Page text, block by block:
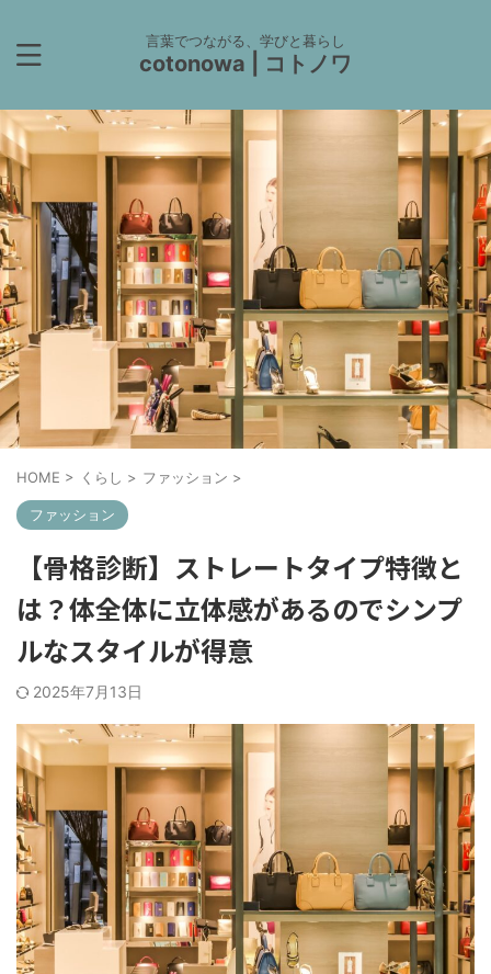
言葉でつながる、学びと暮らし
cotonowa | コトノワ
HOME > くらし > ファッション >
ファッション
【骨格診断】ストレートタイプ特徴と
は？体全体に立体感があるのでシンプ
ルなスタイルが得意
2025年7月13日